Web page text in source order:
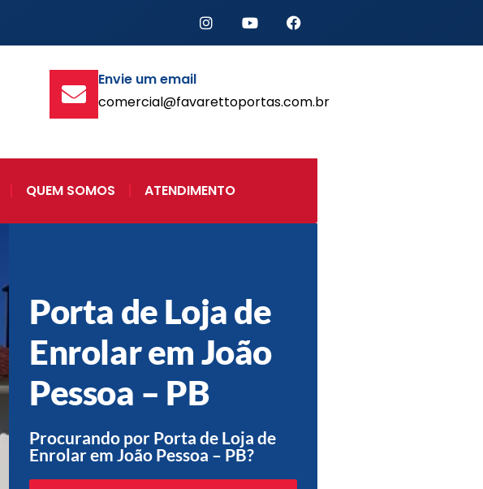
Envie um email
comercial@favarettoportas.com.br
QUEM SOMOS ATENDIMENTO
Porta de Loja de
Enrolar em João
Pessoa – PB
Procurando por Porta de Loja de
Enrolar em João Pessoa – PB?